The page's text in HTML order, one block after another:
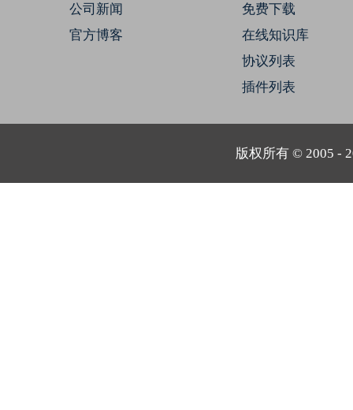
公司新闻
官方博客
免费下载
在线知识库
协议列表
插件列表
版权所有 © 2005 -